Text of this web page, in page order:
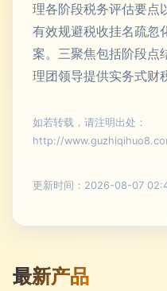
理各阶段税务评估要点
有效规避税收挂名疏忽
案。三聚焦包括阶段点
理团领导提供实务式财
如若转载，请注明出处：
http://
更新时间：2026-08-07
最新产品